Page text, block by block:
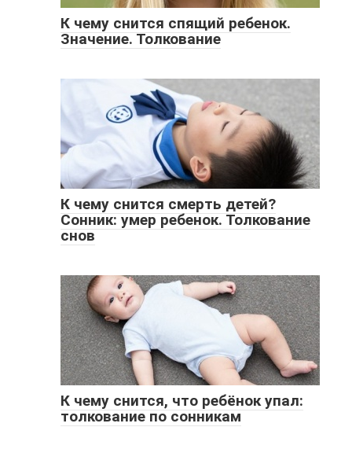
К чему снится спящий ребенок.
Значение. Толкование
К чему снится смерть детей?
Сонник: умер ребенок. Толкование
снов
К чему снится, что ребёнок упал:
толкование по сонникам